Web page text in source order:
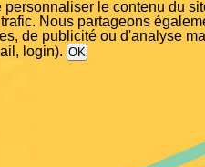
personnaliser le contenu du
Nous partageons
de publicité ou d'analyse
login).